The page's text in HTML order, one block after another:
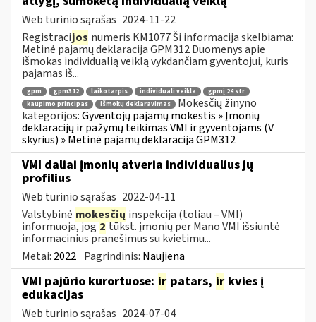
Web turinio sąrašas 2024-11-22
Registracijos numeris KM1077 Ši informacija skelbiama:
Metinė pajamų deklaracija GPM312 Duomenys apie
išmokas individualią veiklą vykdančiam gyventojui, kuris
pajamas iš...
gpm gpm312 laikotarpis individuali veikla
gpmį 24 str
kaupimo principas
išmokų deklaravimas
Mokesčių žinyno
kategorijos:Gyventojų pajamų mokestis » Įmonių
deklaracijų ir pažymų teikimas VMI ir gyventojams (V
skyrius) » Metinė pajamų deklaracija GPM312
VMI daliai įmonių atveria individualius jų
profilius
Web turinio sąrašas 2022-04-11
Valstybinė mokesčių inspekcija (toliau – VMI)
informuoja, jog2tūkst. įmonių per Mano VMI išsiuntė
informacinius pranešimus su kvietimu...
Metai: 2022 Pagrindinis: Naujiena
VMI pajūrio kurortuose: ir patars, ir kvies į
edukacijas
Web turinio sąrašas 2024-07-04